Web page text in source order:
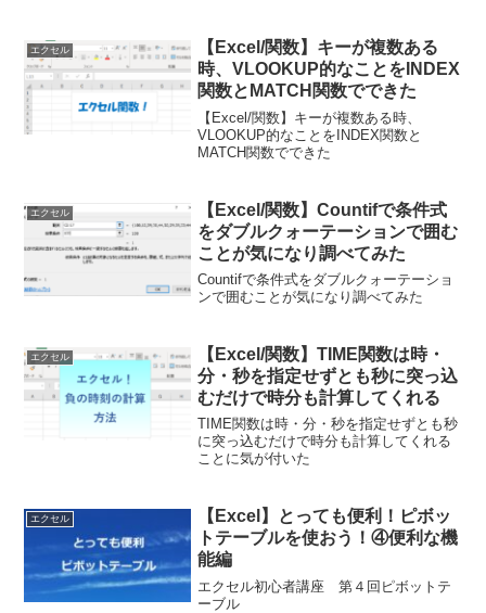
エクセル
【Excel/関数】キーが複数ある
時、VLOOKUP的なことをINDEX
関数とMATCH関数でできた
【Excel/関数】キーが複数ある時、
VLOOKUP的なことをINDEX関数と
MATCH関数でできた
エクセル
【Excel/関数】Countifで条件式
をダブルクォーテーションで囲む
ことが気になり調べてみた
Countifで条件式をダブルクォーテーショ
ンで囲むことが気になり調べてみた
エクセル
【Excel/関数】TIME関数は時・
分・秒を指定せずとも秒に突っ込
むだけで時分も計算してくれる
TIME関数は時・分・秒を指定せずとも秒
に突っ込むだけで時分も計算してくれる
ことに気が付いた
エクセル
【Excel】とっても便利！ピボッ
トテーブルを使おう！④便利な機
能編
エクセル初心者講座 第４回ピボットテ
ーブル